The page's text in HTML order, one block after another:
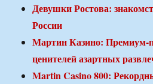
Девушки Ростова:
России
Мартин Казино: Премиум-
ценителей азартных
Martin Casino 800: